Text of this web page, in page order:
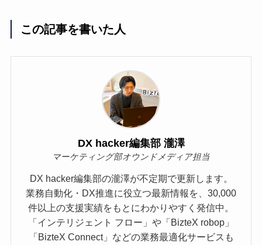
この記事を書いた人
DX hacker編集部 瀧澤
マーケティング部オウンドメディア担当
DX hacker編集部の瀧澤が不定期で更新します。
業務自動化・DX推進に役立つ最新情報を、30,000
件以上の支援実績をもとにわかりやすく発信中。
「インテリジェント フロー」や「BizteX robop」
「BizteX Connect」などの業務最適化サービスも